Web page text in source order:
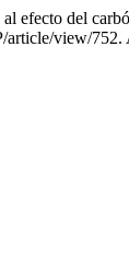
del
view/752.